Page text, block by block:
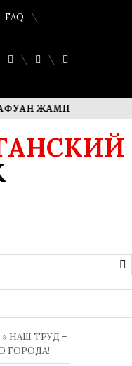
FAQ
«МЫ
» НАШ ТРУД –
ГОРОДА!